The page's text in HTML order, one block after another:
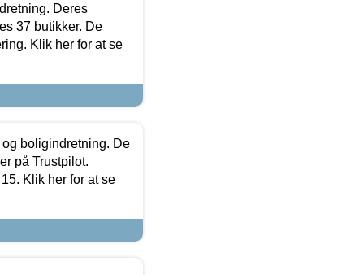
Deres
37 butikker. De
Klik her for at se
boligindretning. De
på Trustpilot.
Klik her for at se